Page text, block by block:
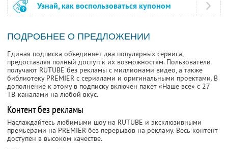
Узнай, как воспользоваться купоном
ПОДРОБНЕЕ О ПРЕДЛОЖЕНИИ
Единая подписка объединяет два популярных сервиса,
предоставляя полный доступ к их возможностям. Пользователи
получают RUTUBE без рекламы с миллионами видео, а также
библиотеку PREMIER с сериалами и оригинальными проектами. В
дополнение к этому в подписку включён пакет «Наше всё» с 27
ТВ-каналами на любой вкус.
Контент без рекламы
Наслаждайтесь любимыми шоу на RUTUBE и эксклюзивными
премьерами на PREMIER без перерывов на рекламу. Весь контент
доступен в высоком качестве.